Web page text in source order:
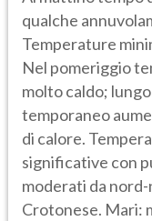
qualche
Temperature
Nel pomeriggio
molto caldo;
temporaneo
di calore.
significative con
moderati da
Crotonese. Mari: